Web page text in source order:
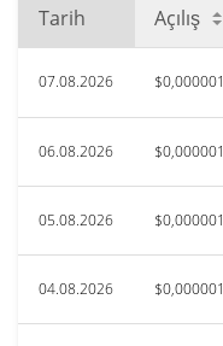
Tarih Açılış
07.08.2026 $0,000001
06.08.2026 $0,000001
05.08.2026 $0,000001
04.08.2026 $0,000001